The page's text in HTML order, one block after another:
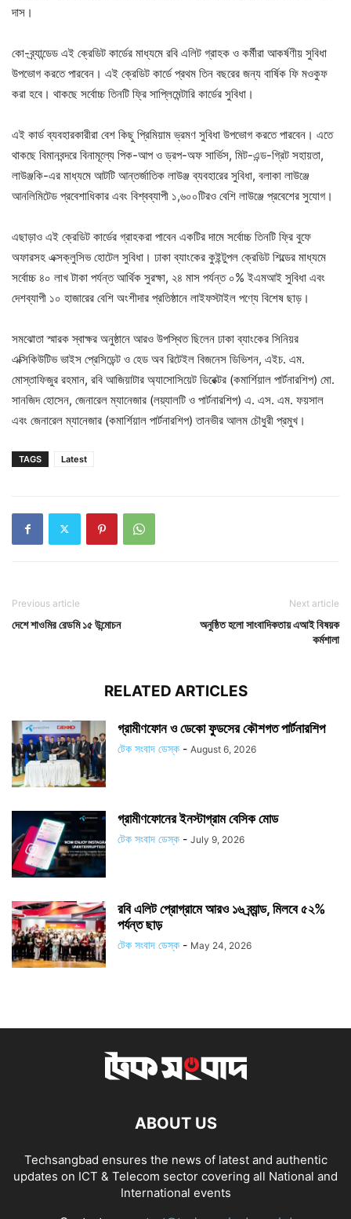
দাস।
কো-ব্র্যান্ডেড এই ক্রেডিট কার্ডের মাধ্যমে রবি এলিট গ্রাহক ও কর্মীরা আকর্ষণীয় সুবিধা
উপভোগ করতে পারবেন। এই ক্রেডিট কার্ডে প্রথম তিন বছরের জন্য বার্ষিক ফি মওকুফ
করা হবে। থাকছে সর্বোচ্চ তিনটি ফ্রি সাপ্লিমেন্টারি কার্ডের সুবিধা।
এই কার্ড ব্যবহারকারীরা বেশ কিছু প্রিমিয়াম ভ্রমণ সুবিধা উপভোগ করতে পারবেন। এতে
থাকছে বিমানবন্দরে বিনামূল্যে পিক-আপ ও ড্রপ-অফ সার্ভিস, মিট-এন্ড-গ্রিট সহায়তা,
লাউঞ্জকি-এর মাধ্যমে আটটি আন্তর্জাতিক লাউঞ্জ ব্যবহারের সুবিধা, বলাকা লাউঞ্জে
আনলিমিটেড প্রবেশাধিকার এবং বিশ্বব্যাপী ১,৬০০টিরও বেশি লাউঞ্জে প্রবেশের সুযোগ।
এছাড়াও এই ক্রেডিট কার্ডের গ্রাহকরা পাবেন একটির দামে সর্বোচ্চ তিনটি ফ্রি বুফে
অফারসহ এক্সক্লুসিভ হোটেল সুবিধা। ঢাকা ব্যাংকের কুইন্টুপল ক্রেডিট শিল্ডের মাধ্যমে
সর্বোচ্চ ৪০ লাখ টাকা পর্যন্ত আর্থিক সুরক্ষা, ২৪ মাস পর্যন্ত ০% ইএমআই সুবিধা এবং
দেশব্যাপী ১০ হাজারের বেশি অংশীদার প্রতিষ্ঠানে লাইফস্টাইল পণ্যে বিশেষ ছাড়।
সমঝোতা স্মারক স্বাক্ষর অনুষ্ঠানে আরও উপস্থিত ছিলেন ঢাকা ব্যাংকের সিনিয়র
এক্সিকিউটিভ ভাইস প্রেসিডেন্ট ও হেড অব রিটেইল বিজনেস ডিভিশন, এইচ. এম.
মোস্তাফিজুর রহমান, রবি আজিয়াটার অ্যাসোসিয়েট ডিরেক্টর (কমার্শিয়াল পার্টনারশিপ) মো.
সানজিদ হোসেন, জেনারেল ম্যানেজার (লয়্যালটি ও পার্টনারশিপ) এ. এস. এম. ফয়সাল
এবং জেনারেল ম্যানেজার (কমার্শিয়াল পার্টনারশিপ) তানভীর আলম চৌধুরী প্রমুখ।
TAGS Latest
Previous article
দেশে শাওমির রেডমি ১৫ উন্মোচন
Next article
অনুষ্ঠিত হলো সাংবাদিকতায় এআই বিষয়ক
কর্মশালা
RELATED ARTICLES
গ্রামীণফোন ও ডেকো ফুডসের কৌশগত পার্টনারশিপ
টেক সংবাদ ডেস্ক - August 6, 2026
গ্রামীণফোনের ইনস্টাগ্রাম বেসিক মোড
টেক সংবাদ ডেস্ক - July 9, 2026
রবি এলিট প্রোগ্রামে আরও ১৬ ব্র্যান্ড, মিলবে ৫২%
পর্যন্ত ছাড়
টেক সংবাদ ডেস্ক - May 24, 2026
ABOUT US
Techsangbad ensures the news of latest and authentic
updates on ICT & Telecom sector covering all National and
International events